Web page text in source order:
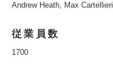
Andrew Heath, Max Cartellieri
従業員数
1700